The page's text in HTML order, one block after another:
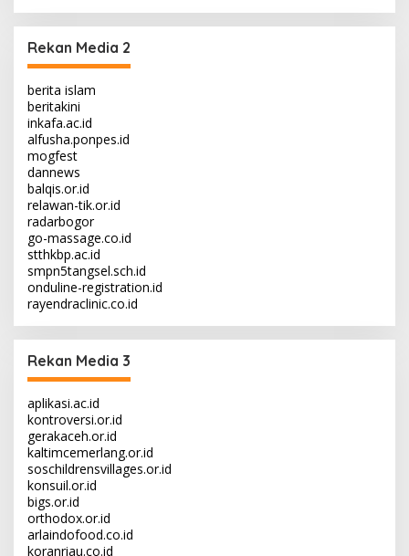
Rekan Media 2
berita islam
beritakini
inkafa.ac.id
alfusha.ponpes.id
mogfest
dannews
balqis.or.id
relawan-tik.or.id
radarbogor
go-massage.co.id
stthkbp.ac.id
smpn5tangsel.sch.id
onduline-registration.id
rayendraclinic.co.id
Rekan Media 3
aplikasi.ac.id
kontroversi.or.id
gerakaceh.or.id
kaltimcemerlang.or.id
soschildrensvillages.or.id
konsuil.or.id
bigs.or.id
orthodox.or.id
arlaindofood.co.id
koranriau.co.id